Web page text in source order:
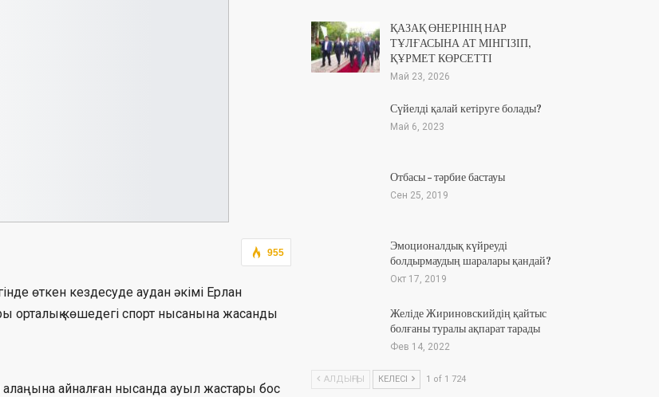
955
өткен кездесуде аудан әкімі Ерлан
орталық көшедегі спорт нысанына жасанды
алаңына айналған нысанда ауыл жастары бос
ҚАЗАҚ ӨНЕРІНІҢ НАР
ТҰЛҒАСЫНА АТ МІНГІЗІП,
ҚҰРМЕТ КӨРСЕТТІ
Май 23, 2026
Сүйелді қалай кетіруге болады?
Май 6, 2023
Отбасы – тәрбие бастауы
Сен 25, 2019
Эмоционалдық күйреуді
болдырмаудың шаралары қандай?
Окт 17, 2019
Желіде Жириновскийдің қайтыс
болғаны туралы ақпарат тарады
Фев 14, 2022
АЛДЫҢҒЫ КЕЛЕСІ 1 of 1 724